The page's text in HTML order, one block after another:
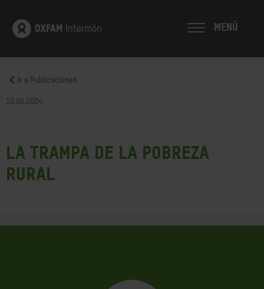
MENÚ
Ir a Publicaciones
10.06.2004
La Trampa de la Pobreza
Rural